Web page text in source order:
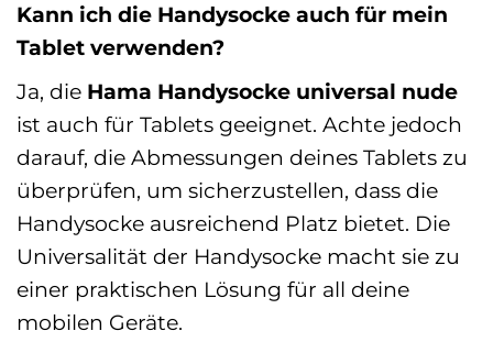
Kann ich die Handysocke auch für mein
Tablet verwenden?
Ja, die Hama Handysocke universal nude
ist auch für Tablets geeignet. Achte jedoch
darauf, die Abmessungen deines Tablets zu
überprüfen, um sicherzustellen, dass die
Handysocke ausreichend Platz bietet. Die
Universalität der Handysocke macht sie zu
einer praktischen Lösung für all deine
mobilen Geräte.